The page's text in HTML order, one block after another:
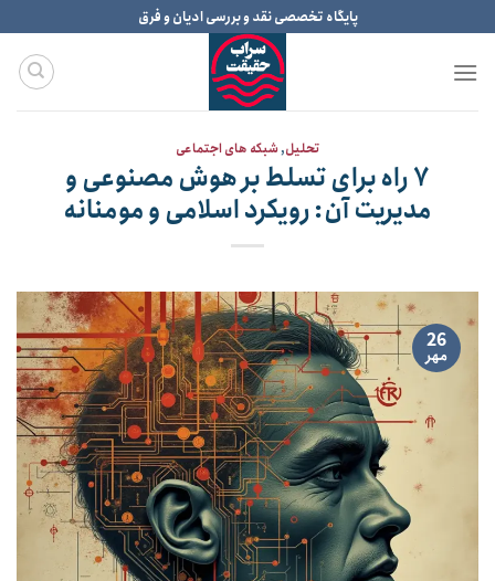
to
content
پایگاه تخصصی نقد و بررسی ادیان و فرق
تحلیل,شبکه های اجتماعی
۷ راه برای تسلط بر هوش مصنوعی و
مدیریت آن: رویکرد اسلامی و مومنانه
26
مهر